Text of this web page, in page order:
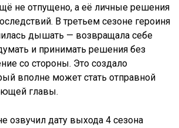
не отпущено, а её личные решения
В третьем сезоне героиня
дышать — возвращала себе
и принимать решения без
со стороны. Это создало
вполне может стать отправной
главы.
озвучил дату выхода 4 сезона